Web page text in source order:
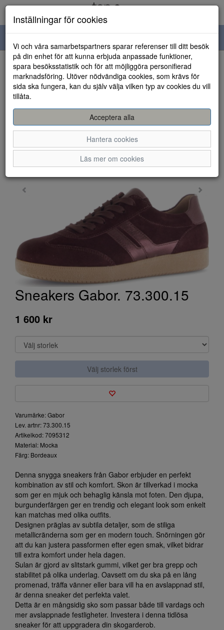
navigation
HEM
Sneakers Gabor. 73.300.15
1 600 kr
Välj storlek först
Varumärke: Gabor
Lev. artnr: 73.300.15
Artikelkod: 7095312
Material: Mocka
Färg: Bordeaux
Denna snygga sneakers från Gabor erbjuder en perfekt
kombination av stil och komfort. Skon är tillverkad i mocka
som ger en mjuk och behaglig känsla mot foten. Den djupa,
burgunderfärgen ger en trendig och elegant look som enkelt
kan matchas med olika outfits.
Designen präglas av subtila detaljer, som de stiliga
metallicränderna som ger en modern touch. Snörningen gör
att du kan justera passformen efter egen smak, vilket bidrar
till extra komfort under hela dagen.
Sulan är gjord av slitstark gummi, vilket ger bra grepp och
stabilitet på olika underlag. Oavsett om du ska på en lång
promenad, träffa vänner eller bara vill ha en avslappnad stil,
är denna sneaker det perfekta valet.
Detta är en mångsidig sko som passar både till vardags och
mer avslappnade festligheter. Investera i denna tidlösa
sneaker för att uppgradera din skogarderob.
Inställningar för cookies
Vi och våra samarbetspartners sparar referenser till ditt besök
på din enhet för att kunna erbjuda anpassade funktioner,
spara besöksstatistik och för att möjliggöra personifierad
marknadsföring. Utöver nödvändiga cookies, som krävs för
sida ska fungera, kan du själv välja vilken typ av cookies du vill
tillåta.
Acceptera alla
Hantera cookies
Läs mer om cookies